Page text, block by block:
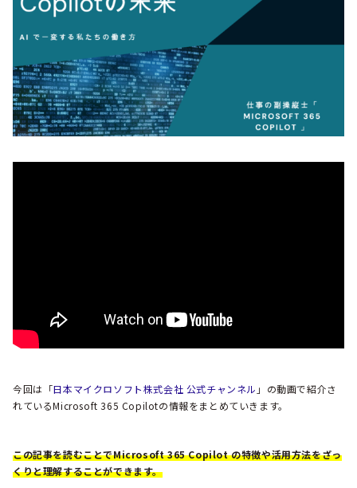
今回は「日本マイクロソフト株式会社 公式チャンネル 」の動画で紹介さ
れているMicrosoft 365 Copilotの情報をまとめていきます。
この記事を読むことでMicrosoft 365 Copilot の特徴や活用方法をざっ
くりと理解することができます。